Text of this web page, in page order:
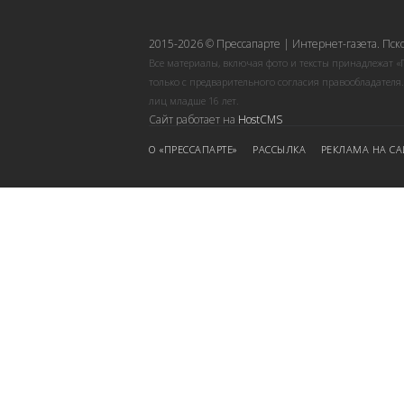
2015-2026 © Прессапарте | Интернет-газета.
Все материалы, включая фото и тексты принадлежат
только с предварительного согласия
лиц младше 16 лет.
Сайт работает на HostCMS
О «ПРЕССАПАРТЕ» РАССЫЛКА РЕКЛАМА НА